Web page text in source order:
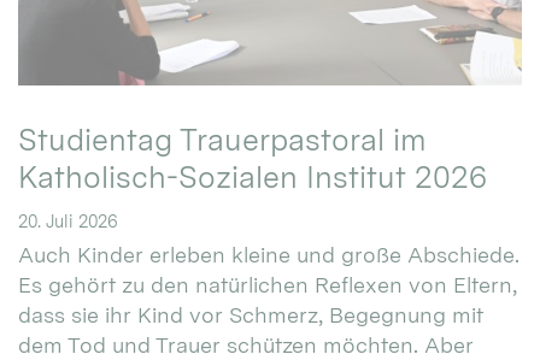
Studientag Trauerpastoral im
Katholisch-Sozialen Institut 2026
20. Juli 2026
Auch Kinder erleben kleine und große Abschiede.
Es gehört zu den natürlichen Reflexen von Eltern,
dass sie ihr Kind vor Schmerz, Begegnung mit
dem Tod und Trauer schützen möchten. Aber